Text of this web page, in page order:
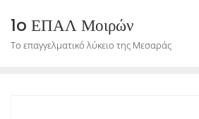
content
1o ΕΠΑΛ Μοιρών
Το επαγγελματικό λύκειο της Μεσαράς